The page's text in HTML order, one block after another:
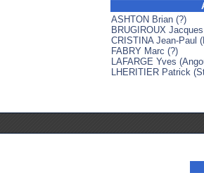
ASHTON Brian (?)
BRUGIROUX
CRISTINA Jean-Paul
FABRY Marc (?)
LAFARGE Yves
LHERITIER Patrick